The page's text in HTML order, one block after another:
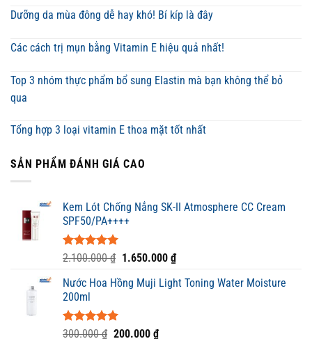
Dưỡng da mùa đông dễ hay khó! Bí kíp là đây
Các cách trị mụn bằng Vitamin E hiệu quả nhất!
Top 3 nhóm thực phẩm bổ sung Elastin mà bạn không thể bỏ
qua
Tổng hợp 3 loại vitamin E thoa mặt tốt nhất
SẢN PHẨM ĐÁNH GIÁ CAO
Kem Lót Chống Nắng SK-II Atmosphere CC Cream
SPF50/PA++++
Được xếp
5 sao
2.100.000₫ Giá
là:
1.650.000 ₫Giá
tại
Nước Hoa Hồng Muji Light Toning Water Moisture
200ml
Được xếp
300.000₫ Giá
200.000 ₫Giá